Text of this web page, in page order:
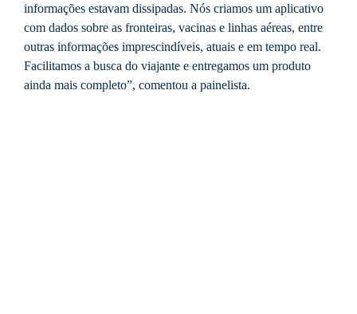
informações estavam dissipadas. Nós criamos um aplicativo
com dados sobre as fronteiras, vacinas e linhas aéreas, entre
outras informações imprescindíveis, atuais e em tempo real.
Facilitamos a busca do viajante e entregamos um produto
ainda mais completo”, comentou a painelista.